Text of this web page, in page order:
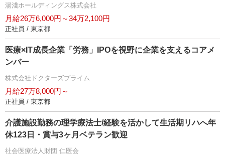
湯淺ホールディングス株式会社
月給26万6,000円～34万2,100円
正社員 / 東京都
医療×IT成長企業「労務」IPOを視野に企業を支えるコアメ
ンバー
株式会社ドクターズプライム
月給27万8,000円～
正社員 / 東京都
介護施設勤務の理学療法士/経験を活かして生活期リハへ年
休123日・賞与3ヶ月ベテラン歓迎
社会医療法人財団 仁医会